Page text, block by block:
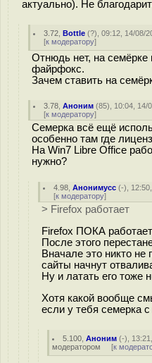
актуально). Не
3.72 ,Bottle (?), 09:12, 14/08/
[к модератору]
Отнюдь нет, на семёрке
файрфокс.
Зачем ставить на
3.78 ,Аноним (85), 10:04, 14/
[к модератору]
Семерка всё ещё
особенно там где
На Win7 Libre Office
нужно?
4.98 ,Анонимусс (-),
[к модератору]
> Firefox работает
Firefox ПОКА
После этого
Вначале это никто не
сайты начнут
Ну и латать его тоже
Хотя какой вообще
если у тебя семерка
5.100 ,Аноним (-),
модератором [к